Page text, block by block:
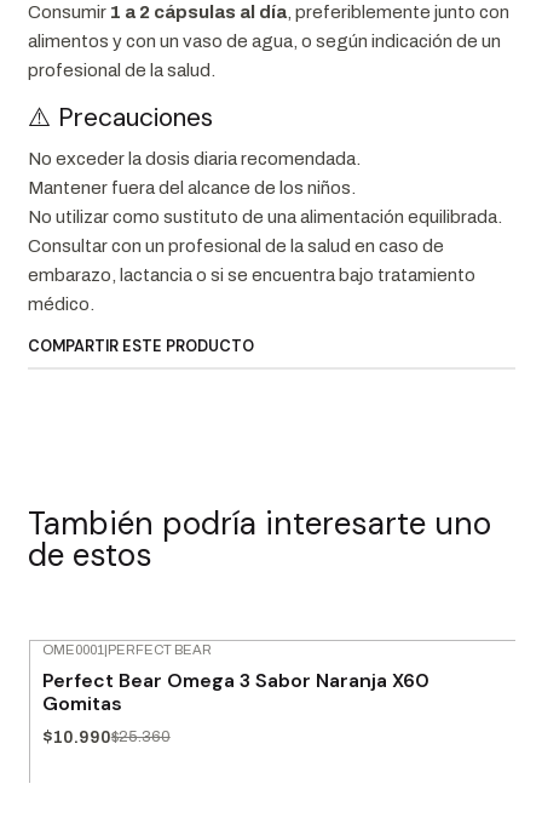
Consumir 1 a 2 cápsulas al día, preferiblemente junto con
alimentos y con un vaso de agua, o según indicación de un
profesional de la salud.
⚠️ Precauciones
No exceder la dosis diaria recomendada.
Mantener fuera del alcance de los niños.
No utilizar como sustituto de una alimentación equilibrada.
Consultar con un profesional de la salud en caso de
embarazo, lactancia o si se encuentra bajo tratamiento
médico.
COMPARTIR ESTE PRODUCTO
También podría interesarte uno
de estos
OME0001 |PERFECT BEAR
Perfect Bear Omega 3 Sabor Naranja X60
Gomitas
$10.990$25.360